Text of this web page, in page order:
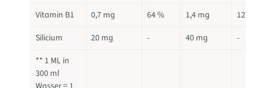
Vitamin B1
0,7 mg 64 % 1,4 mg
127 %
Silicium
20 mg - 40 mg
-
** 1 ML in
300 ml